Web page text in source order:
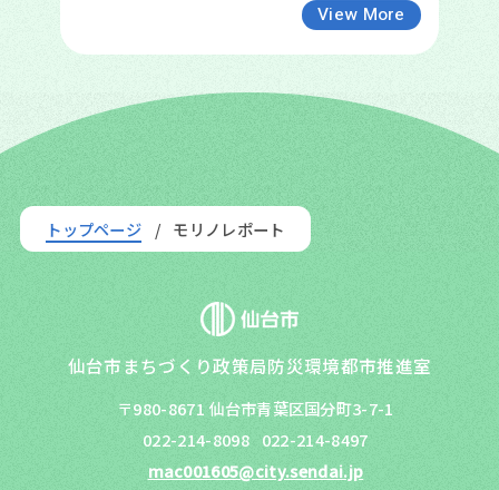
View More
トップページ モリノレポート
仙台市まちづくり政策局防災環境都市推進室
〒980-8671 仙台市青葉区国分町3-7-1
022-214-8098 022-214-8497
mac001605@city.sendai.jp